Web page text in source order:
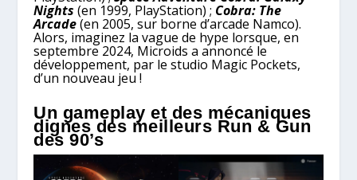
Nights (en 1999, PlayStation) ; Cobra: The
Arcade(en 2005, sur borne d’arcade Namco).
Alors, imaginez la vague de hype lorsque, en
septembre 2024, Microids a annoncé le
développement, par le studio Magic Pockets,
d’un nouveau jeu !
Un gameplay et des mécaniques
dignes des meilleurs Run & Gun
des 90’s